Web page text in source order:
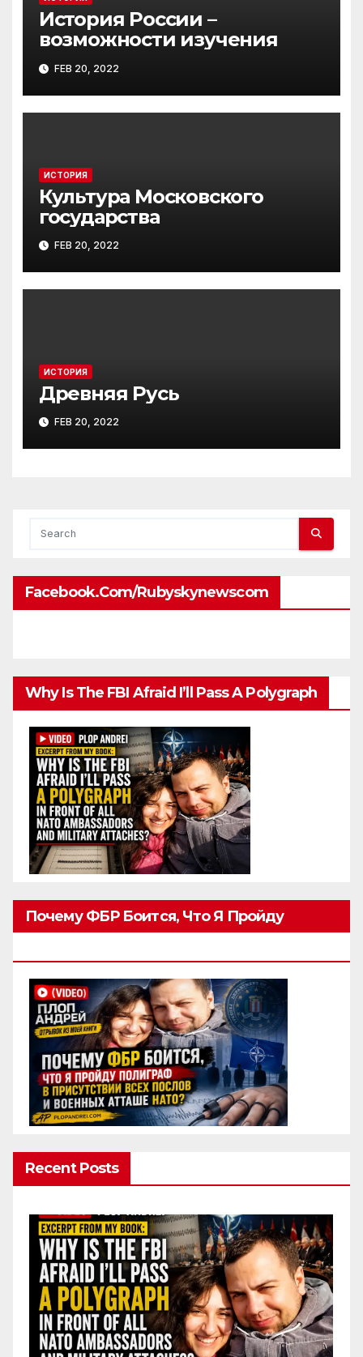
История России –
возможности изучения
FEB 20, 2022
ИСТОРИЯ
Культура Московского
государства
FEB 20, 2022
ИСТОРИЯ
Древняя Русь
FEB 20, 2022
Facebook.com/rubyskynewscom
Why Is The FBI Afraid I’ll Pass A Polygraph
Почему ФБР Боится, Что Я Пройду
Recent Posts